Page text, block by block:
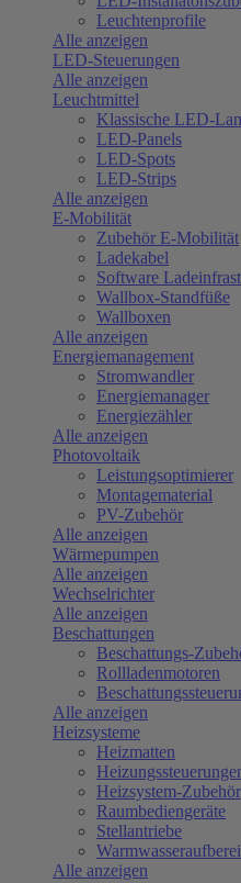
Leuchtenprofile
Alle anzeigen
LED-Steuerungen
Alle anzeigen
Leuchtmittel
Klassische LED-
LED-Panels
LED-Spots
LED-Strips
Alle anzeigen
E-Mobilität
Zubehör E-Mobilität
Ladekabel
Software
Wallbox-Standfüße
Wallboxen
Alle anzeigen
Energiemanagement
Stromwandler
Energiemanager
Energiezähler
Alle anzeigen
Photovoltaik
Leistungsoptimierer
Montagematerial
PV-Zubehör
Alle anzeigen
Wärmepumpen
Alle anzeigen
Wechselrichter
Alle anzeigen
Beschattungen
Beschattungs-
Rollladenmotoren
Alle anzeigen
Heizsysteme
Heizmatten
Heizsystem-Zubehör
Raumbediengeräte
Stellantriebe
Alle anzeigen